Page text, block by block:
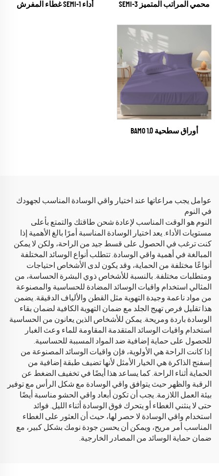
محمي المراتب المتميز SEMI-3 أداء SEMI-1 غطاء المفرش
أوراق سطحية BAMO 1.0
عوامل يجب مراعاتها عند اختيار واقي الوسادة المناسب لجهودك
في النوم
النوم هو الوقت المناسب لإعادة شحن طاقتك والتمتع بأعلى
مستويات الأداء. يعد اختيار الوسادة المناسبة أمرًا بالغ الأهمية إذا
كنت ترغب في الحصول على قسط جيد من الراحة، ولكن لا يمكن
المبالغة في أهمية واقي الوسادة. تتطلب أنواع الوسائد المختلفة
أنواعًا مختلفة من الحماية، وقد يكون لدى الأشخاص احتياجات
ومتطلبات مختلفة. بالنسبة للأشخاص ذوي البشرة الحساسة، من
المثالي استخدام واقيات الوسائد المضادة للحساسية والمصنوعة
من مواد ناعمة وجيدة التهوية مثل القطن والألياف الدقيقة. يضمن
هذا تقليل فرص تهيج الجلد مع ضمان التهوية الكافية لضمان بقاء
الوسادة باردة ومريحة. يمكن للأشخاص الذين يعانون من الحساسية
استخدام واقيات الوسائد المتقدمة المقاومة للماء وعث الغبار
للحصول على حماية إضافية ضد المواد المسببة للحساسية.
إذا كانت الراحة هي الأولوية، فإن واقيات الوسائد المصنوعة من
إسفنج الذاكرة هي الخيار الأمثل لأنها تضيف طبقة إضافية من
الحماية أثناء الراحة. كما يساعد هذا أيضًا في تخفيف الضغط عن
الرقبة والظهر حيث يتوافق واقي الوسادة مع شكل الرأس مع توفير
بيئة العمل اللازمة. يجب أن تكون أبعاد واقي الحشو مناسبة أيضًا
حتى لا ينثني الغطاء أو يتحرك فوق الوسادة أثناء الليل. فوائد
استخدام واقي الوسادة لا حصر لها، حيث أن العثور على الغطاء
المناسب أمر مريح، ويمكن أن يحسن جودة نومك بشكل كبير، مع
ضمان حماية الوسائد من المصادر الخارجية.